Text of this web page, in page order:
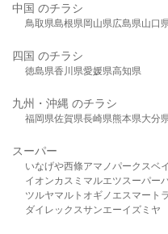
中国 のチラシ
鳥取県島根県岡山県広島県山口
四国 のチラシ
徳島県香川県愛媛県高知県
九州・沖縄 のチラシ
福岡県佐賀県長崎県熊本県大分
スーパー
いなげや西條アマノパークスベ
イオンカスミ マルエツスーパー
ツルヤマルト オギノ エスマート
ダイレックスサンエーイズミヤ